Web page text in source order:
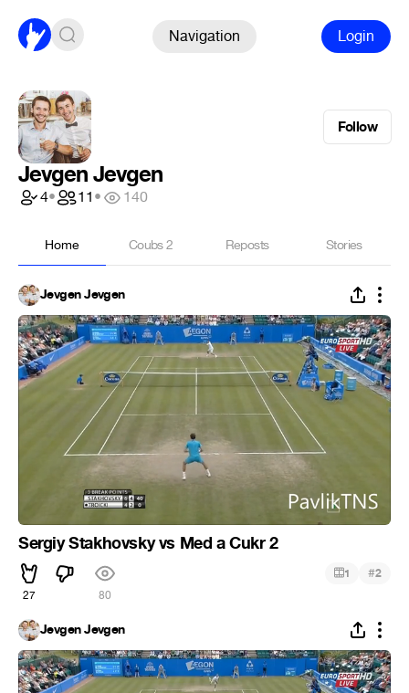
Navigation Login
Follow
Jevgen Jevgen
4• 11• 140
Home Coubs2 Reposts Stories
Jevgen Jevgen
Sergiy Stakhovsky vs Med a Cukr 2
27 80
1 #2
Jevgen Jevgen